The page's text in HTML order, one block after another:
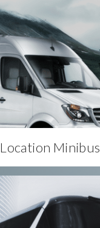
Location Minibus